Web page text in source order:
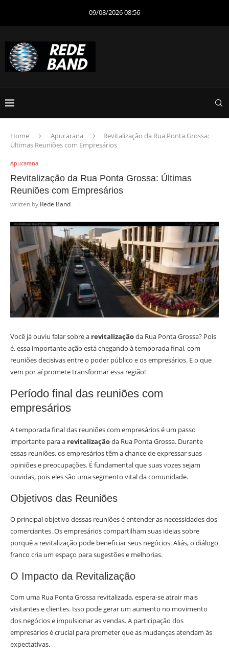
09/08/2026 08:56
Home Apucarana
Revitalização da Rua Ponta Grossa:
Últimas Reuniões com Empresários
Apucarana
Revitalização da Rua Ponta Grossa: Últimas
Reuniões com Empresários
written by Rede Band
Você já ouviu falar sobre a revitalizaçãoda Rua Ponta Grossa? Pois
é, essa importante ação está chegando à temporada final, com
reuniões decisivas entre o poder público e os empresários. E o que
vem por aí promete transformar essa região!
Período final das reuniões com
empresários
A temporada final das reuniões com empresários é um passo
importante para a revitalizaçãoda Rua Ponta Grossa. Durante
essas reuniões, os empresários têm a chance de expressar suas
opiniões e preocupações. É fundamental que suas vozes sejam
ouvidas, pois eles são uma segmento vital da comunidade.
Objetivos das Reuniões
O principal objetivo dessas reuniões é entender as necessidades dos
comerciantes. Os empresários compartilham suas ideias sobre
porquê a revitalização pode beneficiar seus negócios. Aliás, o diálogo
franco cria um espaço para sugestões e melhorias.
O Impacto da Revitalização
Com uma Rua Ponta Grossa revitalizada, espera-se atrair mais
visitantes e clientes. Isso pode gerar um aumento no movimento
dos negócios e impulsionar as vendas. A participação dos
empresários é crucial para prometer que as mudanças atendam às
expectativas.